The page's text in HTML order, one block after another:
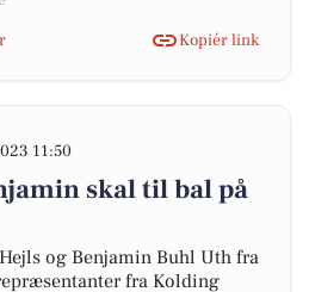
Kopiér link
11:50
skal til bal på
og Benjamin Buhl Uth fra
fra Kolding